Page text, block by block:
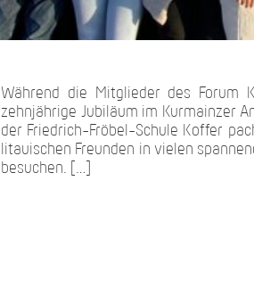
Während die Mitglieder des Forum
zehnjährige Jubiläum im Kurmainzer
der Friedrich-Fröbel-Schule Koffer
litauischen Freunden in vielen
besuchen. […]